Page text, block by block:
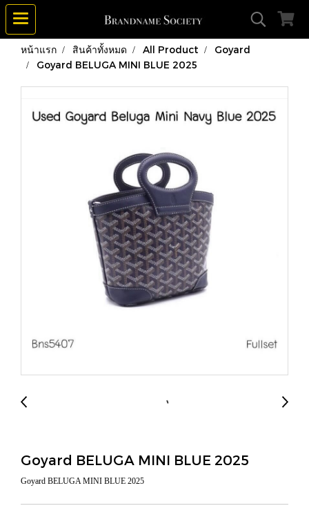
หน้าแรก สินค้าทั้งหมด All Product
Goyard
Goyard BELUGA MINI BLUE 2025
Goyard BELUGA MINI BLUE 2025
Goyard BELUGA MINI BLUE 2025